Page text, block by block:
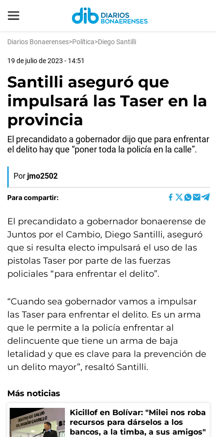
Diarios Bonaerenses>Política>Diego Santilli
19 de julio de 2023 - 14:51
Santilli aseguró que
impulsará las Taser en la
provincia
El precandidato a gobernador dijo que para enfrentar
el delito hay que “poner toda la policía en la calle”.
Por jmo2502
Para compartir:
El precandidato a gobernador bonaerense de
Juntos por el Cambio, Diego Santilli, aseguró
que si resulta electo impulsará el uso de las
pistolas Taser por parte de las fuerzas
policiales “para enfrentar el delito”.
“Cuando sea gobernador vamos a impulsar
las Taser para enfrentar el delito. Es un arma
que le permite a la policía enfrentar al
delincuente que tiene un arma de baja
letalidad y que es clave para la prevención de
un delito mayor”, resaltó Santilli.
Más noticias
Kicillof en Bolívar: "Milei nos roba
recursos para dárselos a los
bancos, a la timba, a sus amigos"